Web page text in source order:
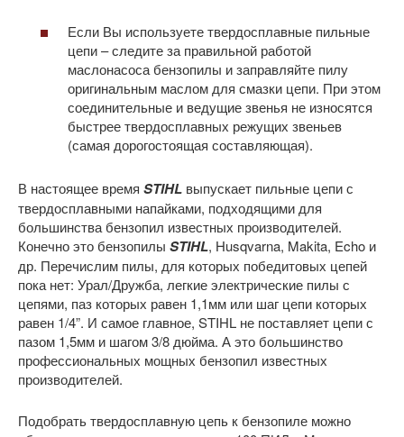
Если Вы используете твердосплавные пильные
цепи – следите за правильной работой
маслонасоса бензопилы и заправляйте пилу
оригинальным маслом для смазки цепи. При этом
соединительные и ведущие звенья не износятся
быстрее твердосплавных режущих звеньев
(самая дорогостоящая составляющая).
В настоящее время STIHL выпускает пильные цепи с
твердосплавными напайками, подходящими для
большинства бензопил известных производителей.
Конечно это бензопилы STIHL, Husqvarna, Makita, Echo и
др. Перечислим пилы, для которых победитовых цепей
пока нет: Урал/Дружба, легкие электрические пилы с
цепями, паз которых равен 1,1мм или шаг цепи которых
равен 1/4”. И самое главное, STIHL не поставляет цепи с
пазом 1,5мм и шагом 3/8 дюйма. А это большинство
профессиональных мощных бензопил известных
производителей.
Подобрать твердосплавную цепь к бензопиле можно